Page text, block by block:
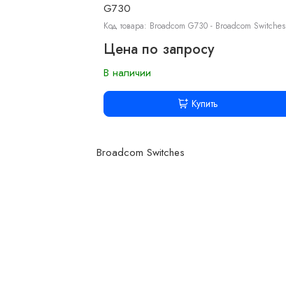
G730
Код товара: Broadcom G730 - Broadcom Switches
Цена по запросу
В наличии
Купить
Broadcom Switches